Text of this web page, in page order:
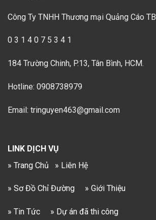
Công Ty TNHH Thương mại Quảng Cáo TB
0 3 1 4 0 7 5 3 4 1
184 Trường Chinh, P.13, Tân Bình, HCM.
Hotline: 0908738979
Email: tringuyen463@gmail.com
LINK DỊCH VỤ
» Trang Chủ
» Liên Hệ
» Sơ Đồ Chỉ Đường » Giới Thiệu
» Tin Tức » Dự án đã thi công